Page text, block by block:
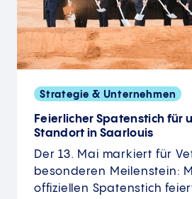
Strategie & Unternehmen
Feierlicher Spatenstich für
Standort in Saarlouis
Der 13. Mai markiert für
besonderen Meilenstein:
offiziellen Spatenstich